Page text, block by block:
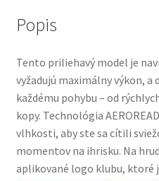
Popis
Tento priliehavý model je
vyžadujú maximálny výkon,
každému pohybu – od
kopy. Technológia
vlhkosti, aby ste sa cítili
momentov na ihrisku. Na
aplikované logo klubu, ktoré